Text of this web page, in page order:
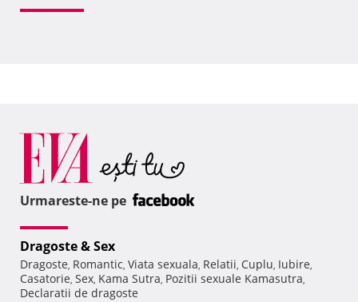
Urmareste-ne pe
Dragoste & Sex
Dragoste, Romantic, Viata sexuala, Relatii, Cuplu, Iubire,
Casatorie, Sex, Kama Sutra, Pozitii sexuale Kamasutra,
Declaratii de dragoste